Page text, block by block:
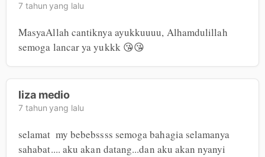
7 tahun yang lalu
MasyaAllah cantiknya ayukkuuuu, Alhamdulillah
semoga lancar ya yukkk 😘😘
liza medio
7 tahun yang lalu
selamat  my bebebssss semoga bahagia selamanya
sahabat.... aku akan datang...dan aku akan nyanyi